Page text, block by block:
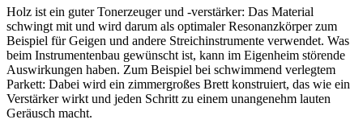
Holz ist ein guter Tonerzeuger und -verstärker: Das Material
schwingt mit und wird darum als optimaler Resonanzkörper zum
Beispiel für Geigen und andere Streichinstrumente verwendet. Was
beim Instrumentenbau gewünscht ist, kann im Eigenheim störende
Auswirkungen haben. Zum Beispiel bei schwimmend verlegtem
Parkett: Dabei wird ein zimmergroßes Brett konstruiert, das wie ein
Verstärker wirkt und jeden Schritt zu einem unangenehm lauten
Geräusch macht.